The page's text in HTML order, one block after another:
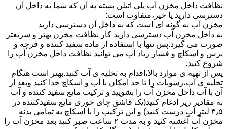
نظافت داخل مخزن آب پلی اتیلن بسته به آن که شما به داخل آن
دسترسی دارید یا خیر،متفاوت است:
مخزن آب به گونه ای است که به داخل آن دسترسی دارید
به داخل مخزن آب دسترسی دارید کار نظافت مخزن بهتر و سریعتر
صورت می گیرد.پس تنها با استفاده از ماده سفید کننده و فرچه و
برس و اسکاچ و فشار زیاد آب می توانید نظافت داخل مخزن آب را
شروع کنید.
پس از تهیه ی موارد بالا،اقدام به تخلیه ی آب کنید.بهتر است هنگام
تخلیه ی آب،رسوبات را تا حد امکان با آب و اسکاچ جدا کنید وبعد از
آن با آب داخل مخزن آب را بشویید و ترکیب مایع سفید کننده و آب
به مقادیر زیر ادغام کنید(یک قاشق چای خوری مایع سفیدکننده در
۳٫۵ لیتر آب درست کنید) و این ترکیب را با اسکاچ به تمامی بدنه
مخزن آّب آغشته کنید و به مدت ۲ ساعت صبر کنید بعد مخزن آب را